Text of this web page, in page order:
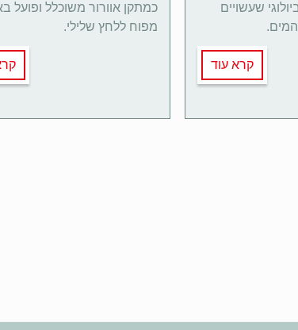
שעשויים
קרא עוד
כמתקן אוורור משוכלל ופועל
מפוח ללחץ שלילי.